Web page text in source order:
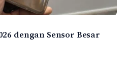
dengan Sensor Besar